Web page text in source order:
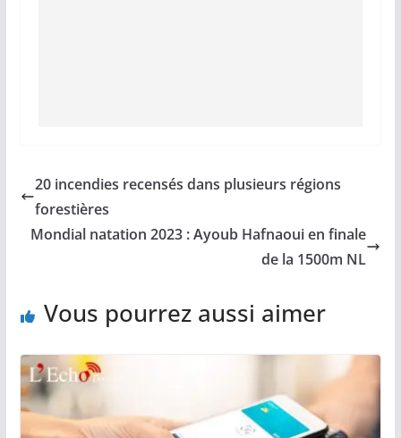
20 incendies recensés dans plusieurs régions
forestières
Mondial natation 2023 : Ayoub Hafnaoui en finale
de la 1500m NL
Vous pourrez aussi aimer